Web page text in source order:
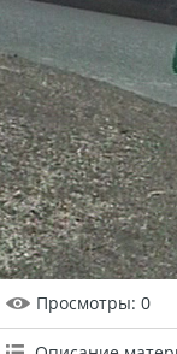
Просмотры: 0